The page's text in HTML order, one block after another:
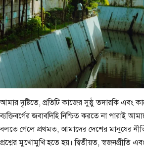
আমার দৃষ্টিতে, প্রতিটি কাজের সুষ্ঠু তদারকি এবং
ব্যক্তিবর্গের জবাবদিহি নিশ্চিত করতে না পারাই
বলতে গেলে প্রথমত, আমাদের দেশের মানুষের
প্রশ্নের মুখোমুখি হতে হয়। দ্বিতীয়ত, স্বজনপ্রীতি